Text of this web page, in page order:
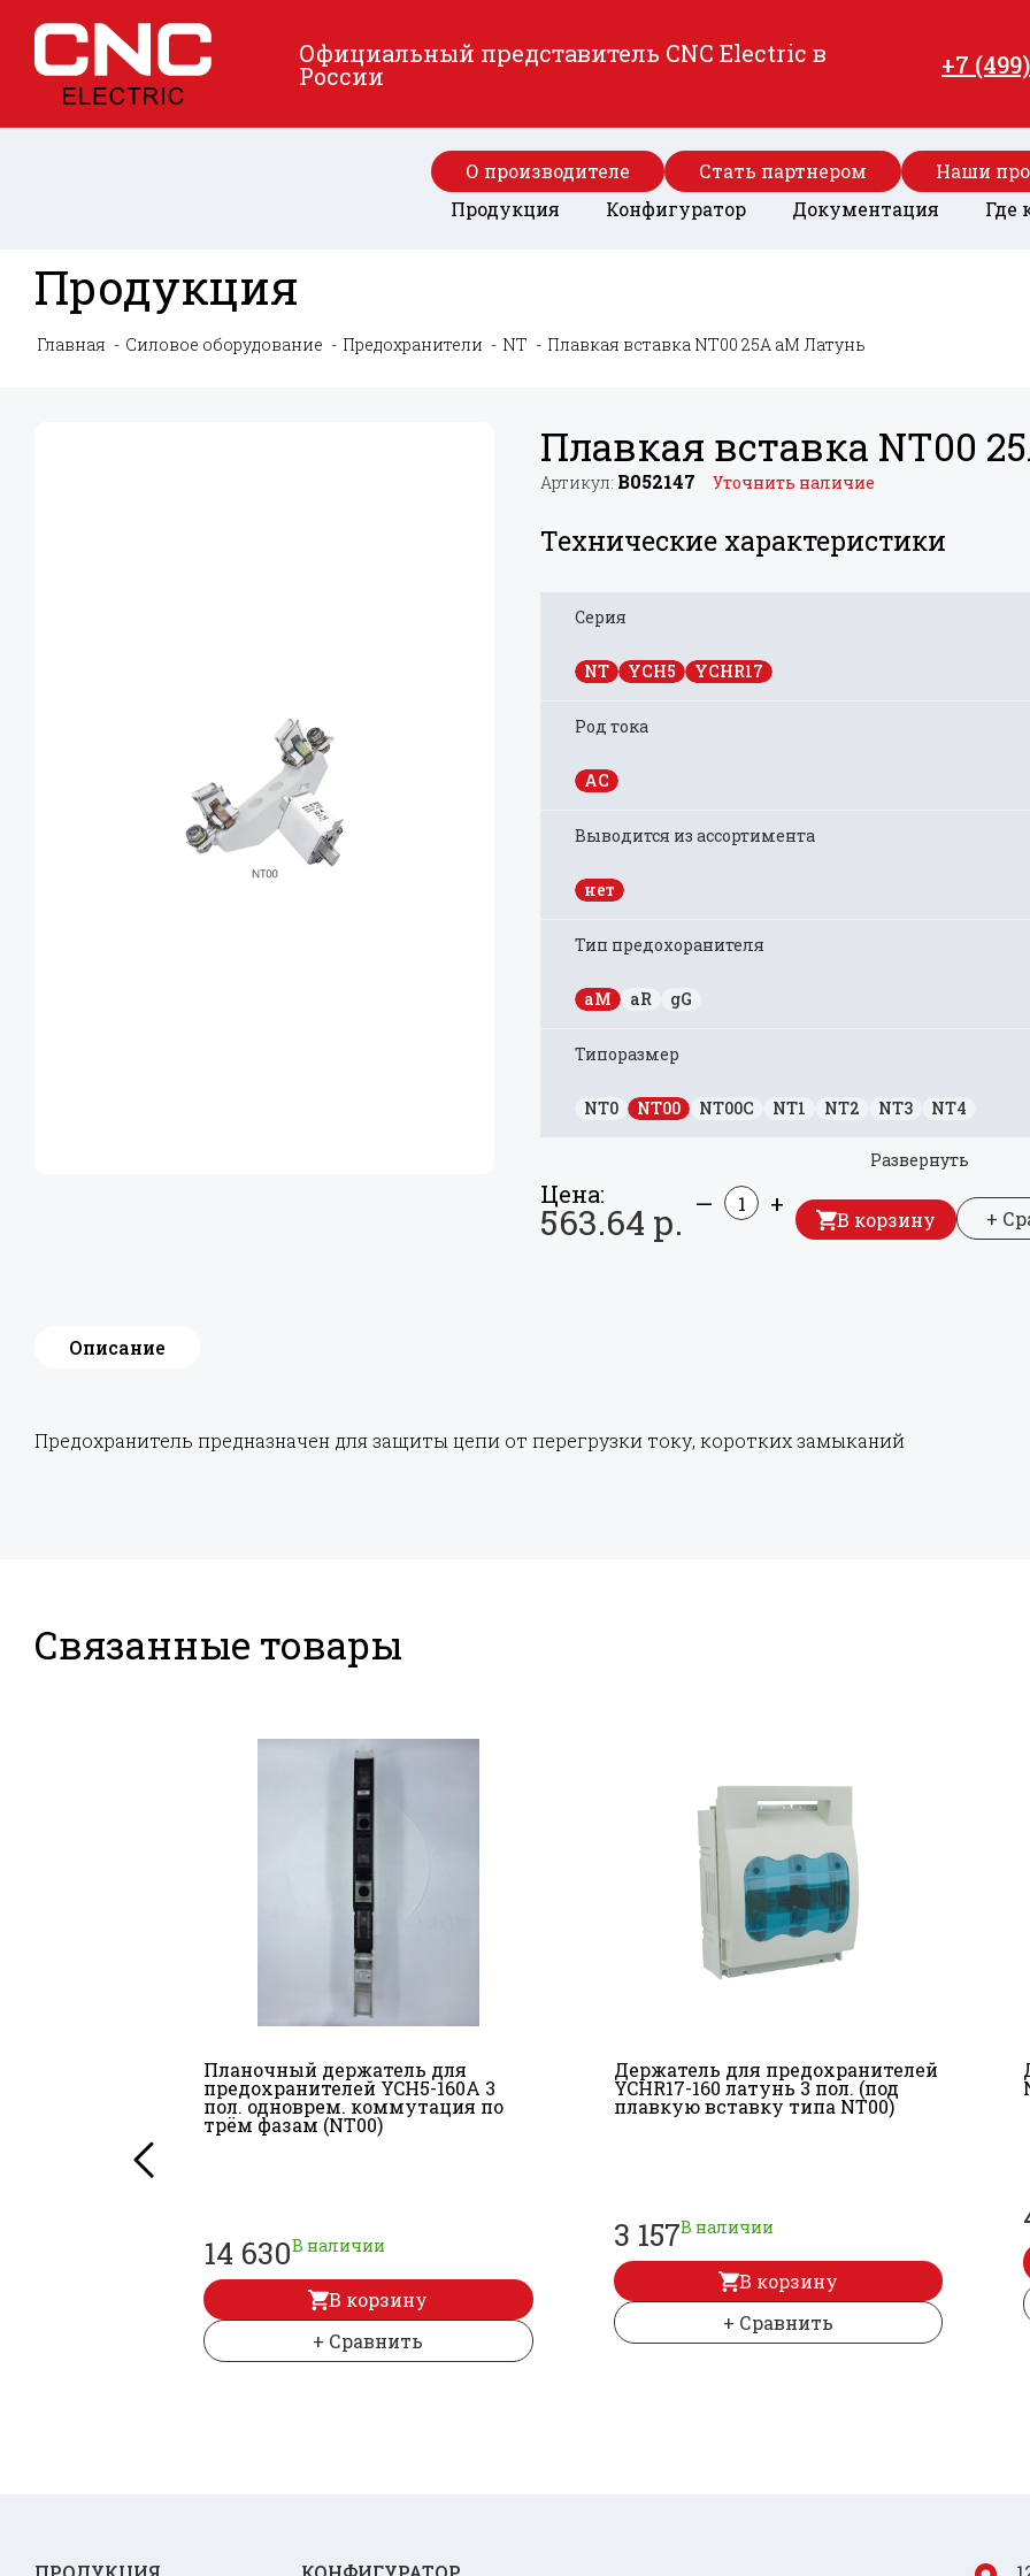
Официальный представитель CNC Electric в
России +7
О производителе Стать партнером
Наши
Продукция
Конфигуратор Документация Где
Продукция
Главная Силовое оборудование Предохранители NT Плавкая вставка NT00 25A aM Латунь
Плавкая вставка NT00
Артикул: B052147 Уточнить наличие
Технические характеристики
Развернуть
Серия
NT YCH5 YCHR17
Род тока
AC
Выводится из ассортимента
нет
Тип предохоранителя
aM aR gG
Типоразмер
NT0 NT00 NT00C NT1 NT2 NT3 NT4
Цена:
563.64 р. — +
В корзину +
Описание
Предохранитель предназначен для защиты цепи от перегрузки току, коротких замыканий
Связанные товары
Планочный держатель для
предохранителей YCH5-160A 3
пол. одноврем. коммутация по
трём фазам (NT00)
14 630В наличии
В корзину
+ Сравнить
Держатель для предохранителей
YCHR17-160 латунь 3 пол. (под
плавкую вставку типа NT00)
3 157В наличии
В корзину
+ Сравнить